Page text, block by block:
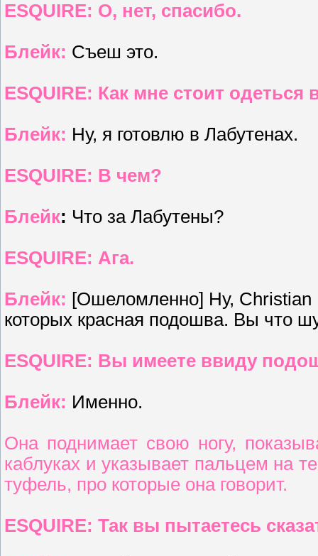
ESQUIRE: О, нет, спасибо.
Блейк: Съеш это.
ESQUIRE: Как мне стоит одеться
Блейк: Ну, я готовлю в Лабутенах.
ESQUIRE: В чем?
Блейк: Что за Лабутены?
ESQUIRE: Ага.
Блейк: [Ошеломленно] Ну, Christian
которых красная подошва. Вы что
ESQUIRE: Вы имеете ввиду
Блейк: Именно.
Она поднимает свою ногу,
каблуках и указывает пальцем на
туфель, про которые она говорит.
ESQUIRE: Так вы пытаетесь